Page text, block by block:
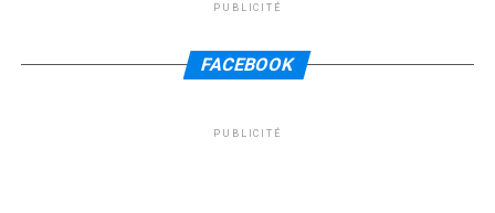
PUBLICITÉ
FACEBOOK
PUBLICITÉ